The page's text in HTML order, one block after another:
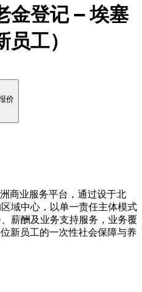
金登记 – 埃塞
工）
价
商业服务平台，通过设于北
域中心，以单一责任主体模式
薪酬及业务支持服务，业务覆
新员工的一次性社会保障与养